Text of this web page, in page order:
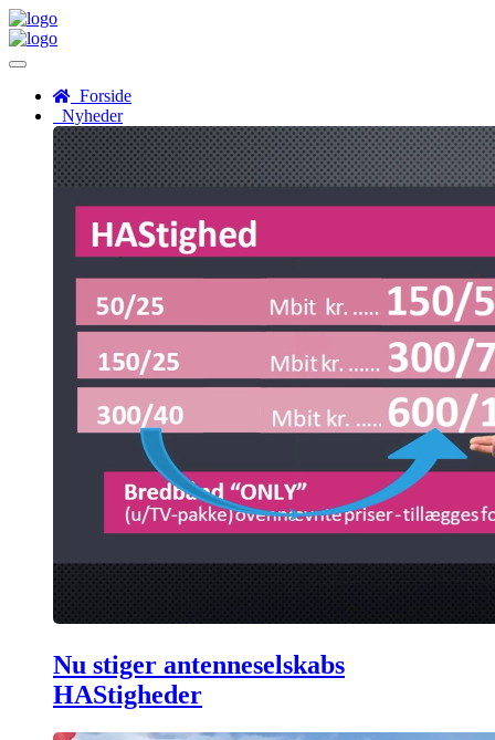
Menu
Forside
Nyheder
Nu stiger antenneselskabs
HAStigheder